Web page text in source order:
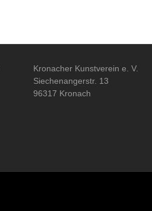
Kronacher Kunstverein e. V.
Siechenangerstr. 13
96317 Kronach